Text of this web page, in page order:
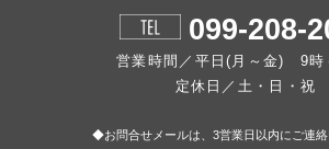
099-208-
営業時間／平日(月～金) 9時
定休日／土・日・祝
◆お問合せメールは、3営業日以内にご連絡